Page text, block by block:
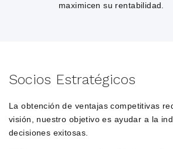
maximicen su rentabilidad.
Socios Estratégicos
La obtención de ventajas competitivas
visión, nuestro objetivo es ayudar a la
decisiones exitosas.